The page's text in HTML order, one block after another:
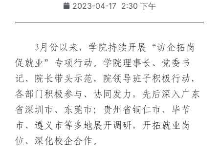
2023-04-17 2:30 下午
3月份以来，学院持续开展“访企拓岗
促就业”专项行动。学院理事长、党委书
记、院长带头示范，院领导班子积极行动，
各部门积极参与、协同发力，先后深入广东
省深圳市、东莞市；贵州省铜仁市、毕节
市、遵义市等多地展开调研，开拓就业岗
位、深化校企合作。